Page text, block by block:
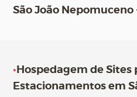
São João Nepomuceno
• Hospedagem de Sites
Estacionamentos em